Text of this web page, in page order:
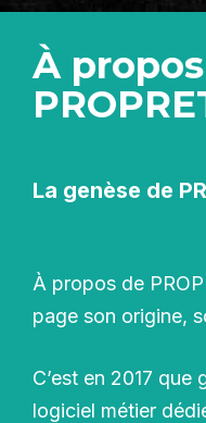
À
La genèse de
À propos de
page son origine,
C’est en 2017 que
logiciel métier